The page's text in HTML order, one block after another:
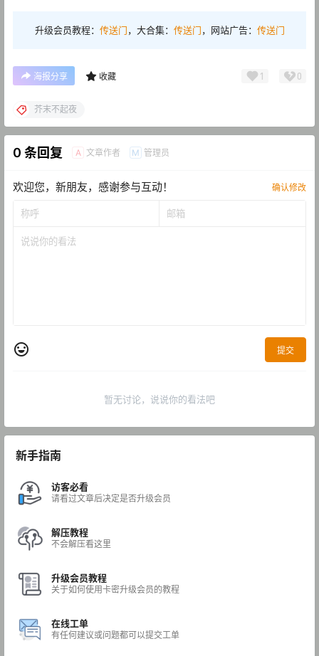
升级会员教程： 传送门，大合集： 传送门，网站广告： 传送门
海报分享 收藏 1 0
芥末不起夜
0 条回复 A 文章作者 M 管理员
欢迎您，新朋友，感谢参与互动！ 确认修改
提交
暂无讨论，说说你的看法吧
新手指南
访客必看
请看过文章后决定是否升级会员
解压教程
不会解压看这里
升级会员教程
关于如何使用卡密升级会员的教程
在线工单
有任何建议或问题都可以提交工单